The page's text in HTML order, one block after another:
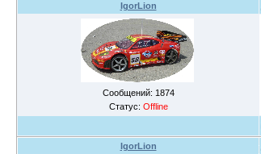
IgorLion
Сообщений: 1874
Статус: Offline
IgorLion